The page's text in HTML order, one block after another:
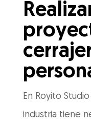
En Royito
industria tiene